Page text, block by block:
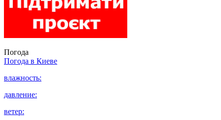
Погода
Погода в Киеве
влажность:
давление:
ветер: